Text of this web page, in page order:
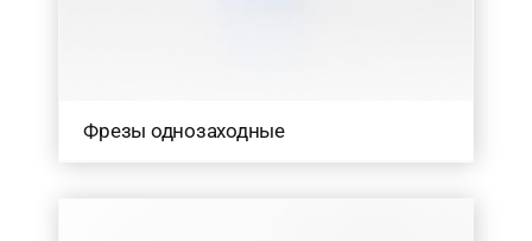
Фрезы однозаходные